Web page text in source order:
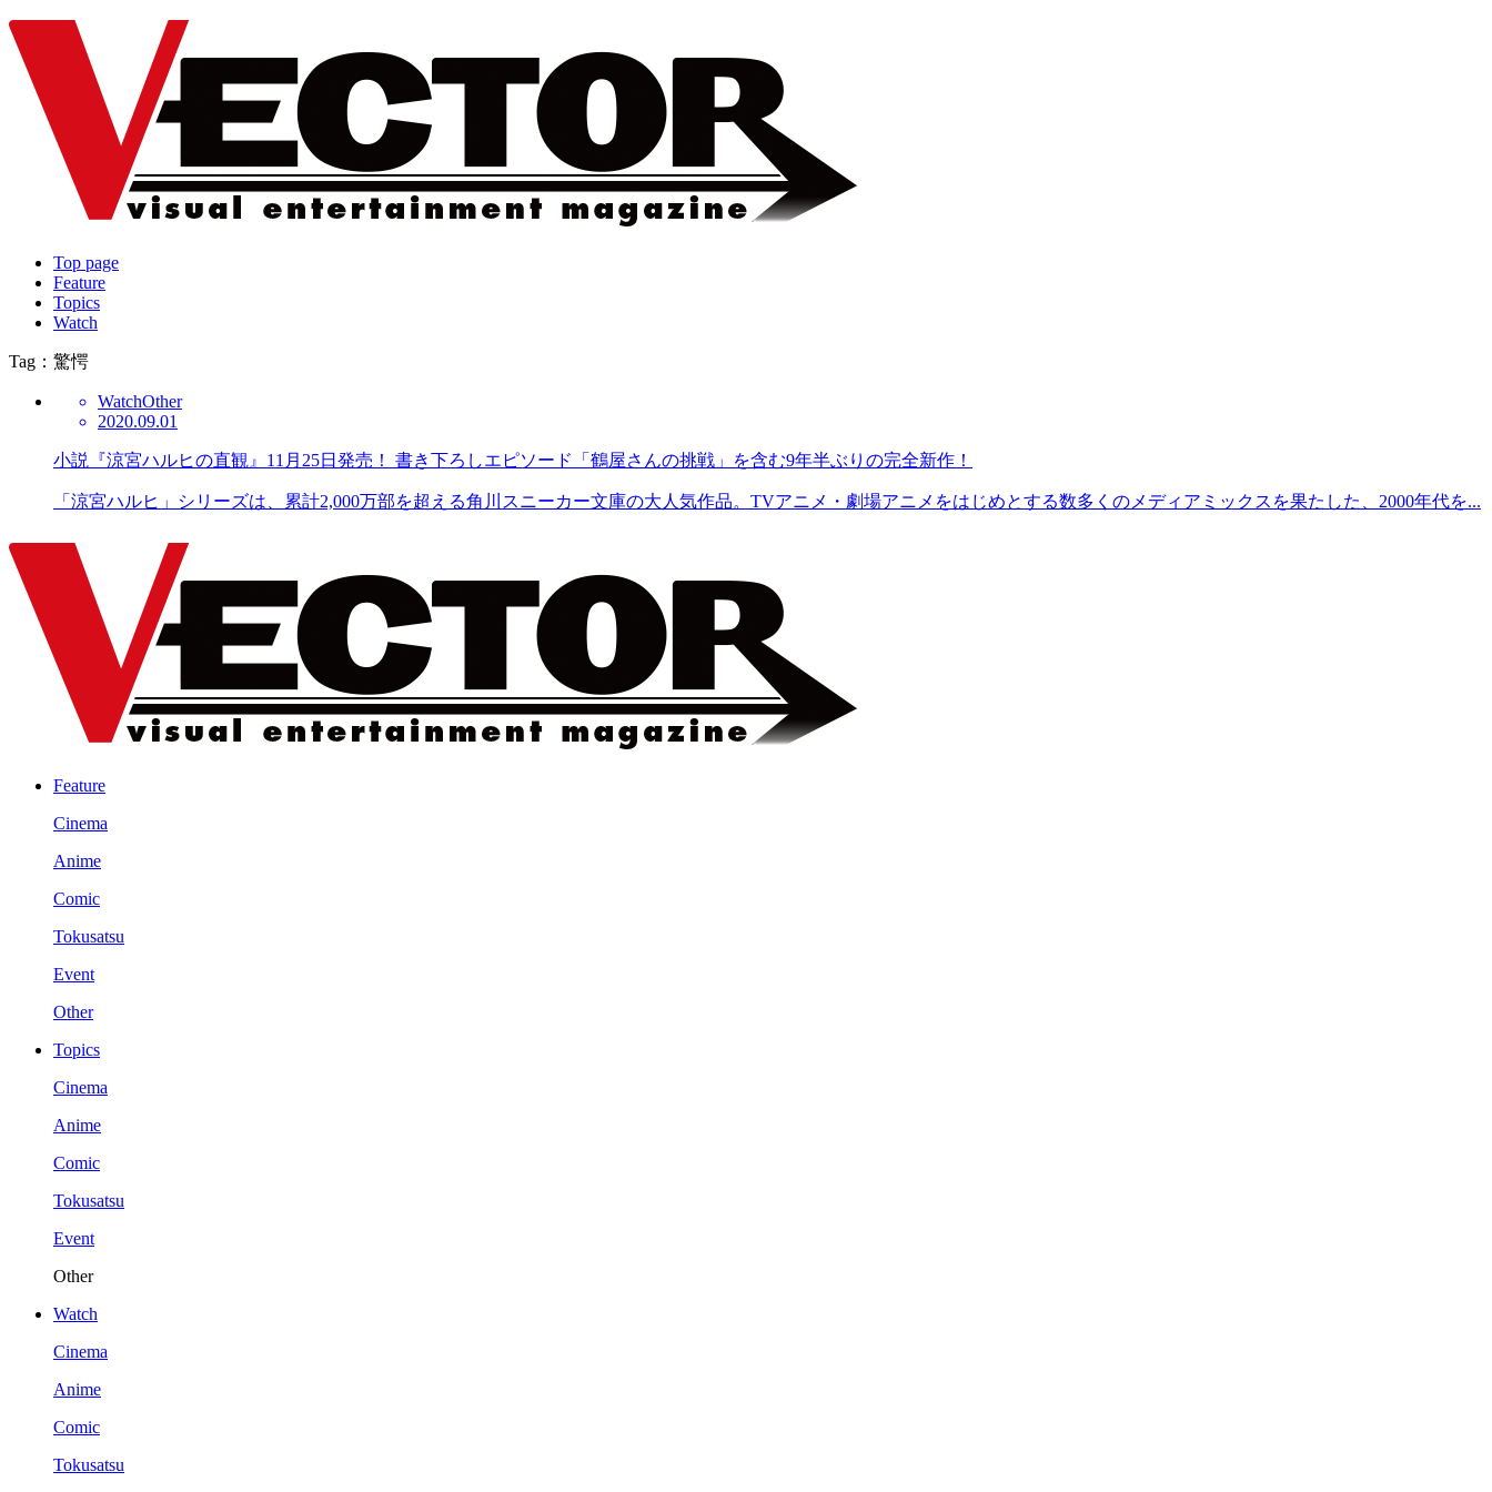
Top page
Feature
Topics
Watch
Tag：驚愕
WatchOther
2020.09.01
小説『涼宮ハルヒの直観』11月25日発売！ 書き下ろしエピソード「鶴屋さんの挑戦」を含む9年半ぶりの完全新作！
「涼宮ハルヒ」シリーズは、累計2,000万部を超える角川スニーカー文庫の大人気作品。TVアニメ・劇場アニメをはじめとする数多くのメディアミックスを果たした、2000年代を...
Feature
Cinema
Anime
Comic
Tokusatsu
Event
Other
Topics
Cinema
Anime
Comic
Tokusatsu
Event
Other
Watch
Cinema
Anime
Comic
Tokusatsu